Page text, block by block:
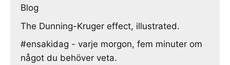
Blog
The Dunning-Kruger effect, illustrated.
#ensakidag - varje morgon, fem minuter om
något du behöver veta.